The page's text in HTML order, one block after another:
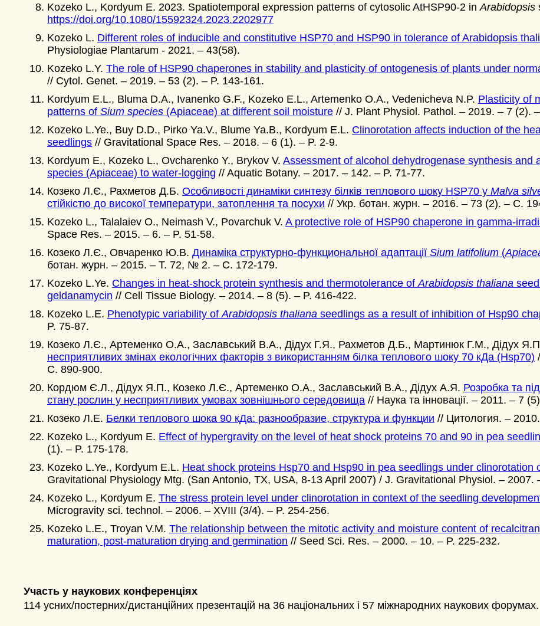
Kozeko L., Kordyum E. 2023. Spatiotemporal expression patterns of cytosolic AtHSP90-2 in Arabidopsis
https://doi.org/10.1080/15592324.2023.2202977
Kozeko L. Different roles of inducible and constitutive HSP70 and HSP90 in tolerance of Arabidopsis
Physiologiae Plantarum - 2021. – 43(58).
Kozeko L.Y. The role of HSP90 chaperones in stability and plasticity of ontogenesis of plants under
// Cytol. Genet. – 2019. – 53 (2). – P. 143-161.
Kordyum E.L., Bluma D.A., Ivanenko G.F., Kozeko E.L., Artemenko O.A., Vedenicheva N.P. Plasticity of
patterns of Sium species (Apiaceae) at different soil moisture // J. Plant Physiol. Pathol. – 2019. – 7 (2).
Kozeko L.Ye., Buy D.D., Pirko Ya.V., Blume Ya.B., Kordyum E.L. Clinorotation affects induction of the
seedlings // Gravitational Space Res. – 2018. – 6 (1). – P. 2-9.
Kordyum E., Kozeko L., Ovcharenko Y., Brykov V. Assessment of alcohol dehydrogenase synthesis and
species (Apiaceae) to water-logging // Aquatic Botany. – 2017. – 142. – P. 71-77.
Козеко Л.Є., Рахметов Д.Б. Особливості динаміки синтезу білків теплового шоку HSP70 у Malva
стійкістю до високої температури, затоплення та посухи // Укр. ботан. журн. – 2016. – 73 (2). – С.
Kozeko L., Talalaiev O., Neimash V., Povarchuk V. A protective role of HSP90 chaperone in gamma-
Space Res. – 2015. – 6. – P. 51-58.
Козеко Л.Є., Овчаренко Ю.В. Динаміка структурно-функциональної адаптації Sium latifolium (
ботан. журн. – 2015. – Т. 72, № 2. – C. 172-179.
Kozeko L.Ye. Changes in heat-shock protein synthesis and thermotolerance of Arabidopsis thaliana
geldanamycin // Cell Tissue Biology. – 2014. – 8 (5). – P. 416-422.
Kozeko L.E. Phenotypic variability of Arabidopsis thaliana seedlings as a result of inhibition of Hsp90
P. 75-87.
Козеко Л.Є., Артеменко О.А., Заславський В.А., Дідух Г.Я., Рахметов Д.Б., Мартинюк Г.М., Дідух
несприятливих змінах екологічних факторів з використанням білка теплового шоку 70 кДа (Hsp70)
С. 890-900.
Кордюм Є.Л., Дідух Я.П., Козеко Л.Є., Артеменко О.А., Заславський В.А., Дідух А.Я. Розробка та
стану рослин у несприятливих умовах зовнішнього середовища // Наука та інновації. – 2011. – 7
Козеко Л.Е. Белки теплового шока 90 кДа: разнообразие, структура и функции // Цитология. –
Kozeko L., Kordyum E. Effect of hypergravity on the level of heat shock proteins 70 and 90 in pea
(1). – P. 175-178.
Kozeko L.Ye., Kordyum E.L. Heat shock proteins Hsp70 and Hsp90 in pea seedlings under clinorotation
Gravitational Physiology Mtg. (San Antonio, TX, USA, 8-13 April 2007) / J. Gravitational Physiol. – 2007.
Kozeko L., Kordyum E. The stress protein level under clinorotation in context of the seedling
Microgravity sci. technol. – 2006. – XVIII (3/4). – P. 254-256.
Kozeko L.E., Troyan V.M. The relationship between the mitotic activity and moisture content of
maturation, post-maturation drying and germination // Seed Sci. Res. – 2000. – 10. – P. 225-232.
Участь у наукових конференціях
114 усних/постерних/дистанційних презентацій на 36 національних і 57 міжнародних наукових форумах.